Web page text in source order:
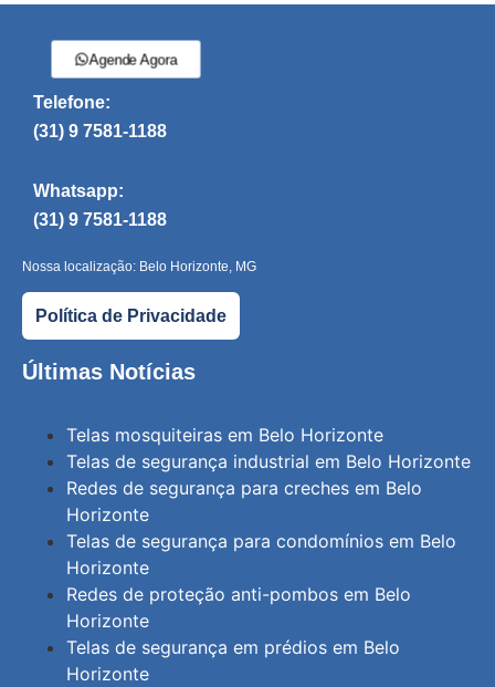
Agende Agora
Telefone:
(31) 9 7581-1188
Whatsapp:
(31) 9 7581-1188
Nossa localização: Belo Horizonte, MG
Política de Privacidade
Últimas Notícias
Telas mosquiteiras em Belo Horizonte
Telas de segurança industrial em Belo Horizonte
Redes de segurança para creches em Belo
Horizonte
Telas de segurança para condomínios em Belo
Horizonte
Redes de proteção anti-pombos em Belo
Horizonte
Telas de segurança em prédios em Belo
Horizonte